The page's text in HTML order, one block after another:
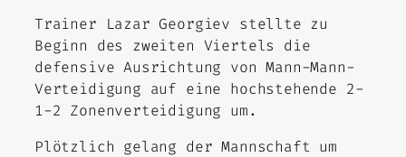
Trainer Lazar Georgiev stellte zu
Beginn des zweiten Viertels die
defensive Ausrichtung von Mann-Mann-
Verteidigung auf eine hochstehende 2-
1-2 Zonenverteidigung um.
Plötzlich gelang der Mannschaft um